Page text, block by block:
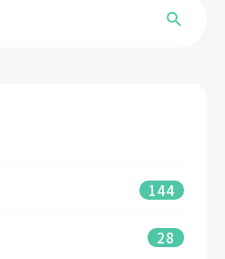
144
28